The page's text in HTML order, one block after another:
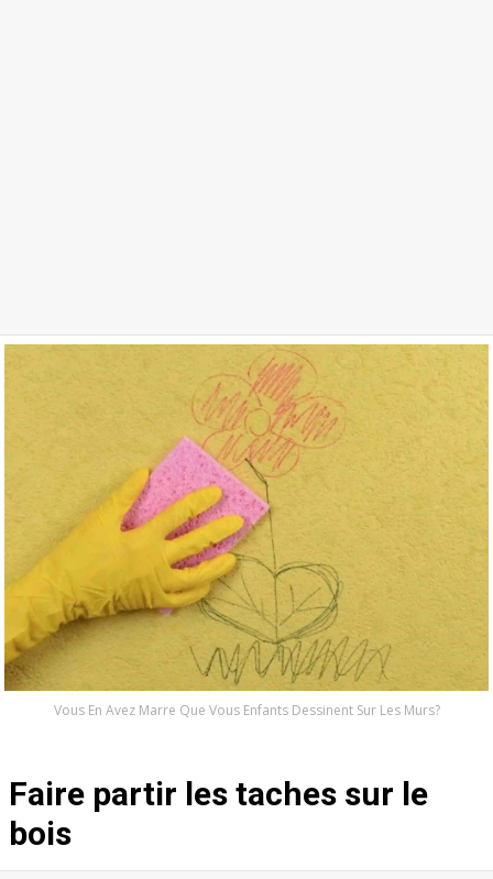
Vous En Avez Marre Que Vous Enfants Dessinent Sur Les Murs?
Faire partir les taches sur le
bois